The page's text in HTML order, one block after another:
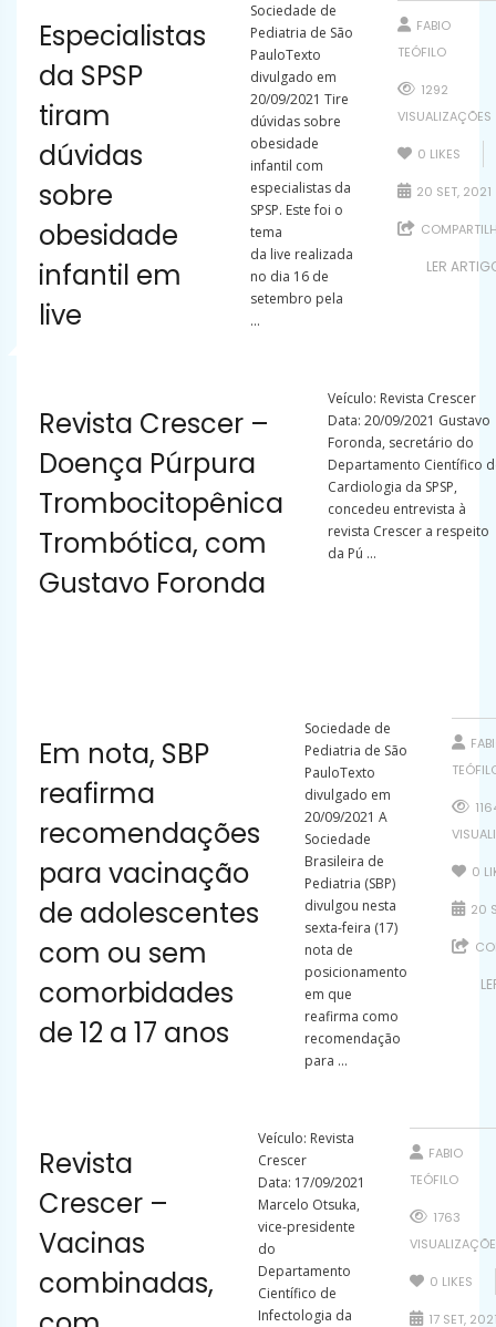
Especialistas
da SPSP
tiram
dúvidas
sobre
obesidade
infantil em
live
Sociedade de
Pediatria de São
PauloTexto
divulgado em
20/09/2021 Tire
dúvidas sobre
obesidade
infantil com
especialistas da
SPSP. Este foi o
tema
da live realizada
no dia 16 de
setembro pela
...
FABIO
TEÓFILO
1292
VISUALIZAÇÕES
0 LIKES
20 SET, 2021
LER
Revista Crescer –
Doença Púrpura
Trombocitopênica
Trombótica, com
Gustavo Foronda
Veículo: Revista Crescer
Data: 20/09/2021 Gustavo
Foronda, secretário do
Departamento Científico
Cardiologia da SPSP,
concedeu entrevista à
revista Crescer a respeito
da Pú ...
Em nota, SBP
reafirma
recomendações
para vacinação
de adolescentes
com ou sem
comorbidades
de 12 a 17 anos
Sociedade de
Pediatria de São
PauloTexto
divulgado em
20/09/2021 A
Sociedade
Brasileira de
Pediatria (SBP)
divulgou nesta
sexta-feira (17)
nota de
posicionamento
em que
reafirma como
recomendação
para ...
0
20
Revista
Crescer –
Vacinas
combinadas,
Veículo: Revista
Crescer
Data: 17/09/2021
Marcelo Otsuka,
vice-presidente
do
Departamento
Científico de
Infectologia da
FABIO
TEÓFILO
1763
0 LIKES
17 SET,